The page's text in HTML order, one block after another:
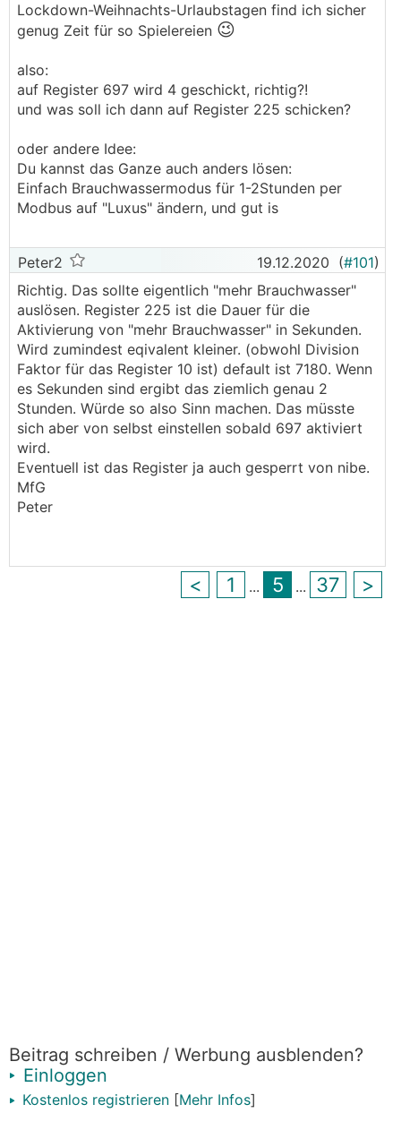
Lockdown-Weihnachts-Urlaubstagen find ich sicher
genug Zeit für so Spielereien 😉
also:
auf Register 697 wird 4 geschickt, richtig?!
und was soll ich dann auf Register 225 schicken?
oder andere Idee:
Du kannst das Ganze auch anders lösen:
Einfach Brauchwassermodus für 1-2Stunden per
Modbus auf "Luxus" ändern, und gut is
Peter2 19.12.2020 (#101)
Richtig. Das sollte eigentlich "mehr Brauchwasser"
auslösen. Register 225 ist die Dauer für die
Aktivierung von "mehr Brauchwasser" in Sekunden.
Wird zumindest eqivalent kleiner. (obwohl Division
Faktor für das Register 10 ist) default ist 7180. Wenn
es Sekunden sind ergibt das ziemlich genau 2
Stunden. Würde so also Sinn machen. Das müsste
sich aber von selbst einstellen sobald 697 aktiviert
wird.
Eventuell ist das Register ja auch gesperrt von nibe.
MfG
Peter
< 1 ... 5 ... 37 >
Beitrag schreiben / Werbung ausblenden?
Einloggen
Kostenlos registrieren [Mehr Infos]